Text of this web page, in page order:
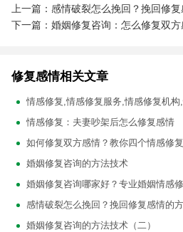
上一篇：感情破裂怎么挽回？挽回修
下一篇：婚姻修复咨询：怎么修复双方
修复感情相关文章
情感修复,情感修复服务,情感修复机构
情感修复：夫妻吵架后怎么修复感情
如何修复双方感情？教你四个情感修
婚姻修复咨询的方法技术
婚姻修复咨询哪家好？专业婚姻情感
感情破裂怎么挽回？挽回修复感情的
婚姻修复咨询的方法技术（二）